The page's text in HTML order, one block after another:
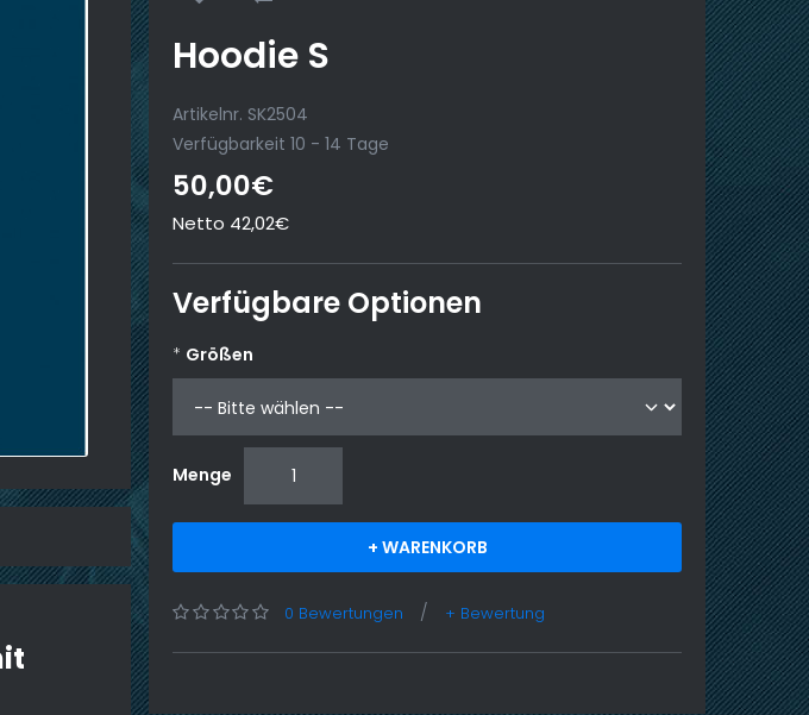
Hoodie S
Artikelnr. SK2504
Verfügbarkeit 10 - 14 Tage
50,00€
Netto 42,02€
Verfügbare Optionen
Größen
Menge
+ WARENKORB
0 Bewertungen / + Bewertung